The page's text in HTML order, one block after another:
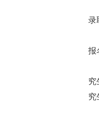
3
录
3
报
4
究
究